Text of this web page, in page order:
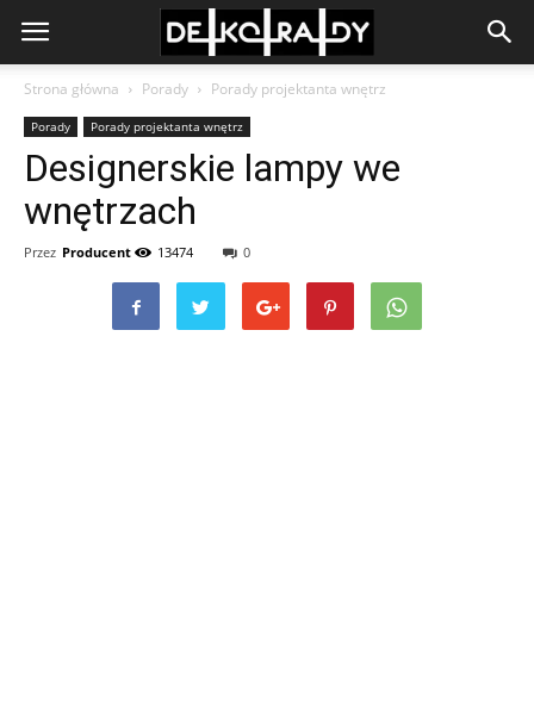
Strona główna Porady Porady projektanta wnętrz
Porady Porady projektanta wnętrz
Designerskie lampy we
wnętrzach
Przez Producent 13474 0